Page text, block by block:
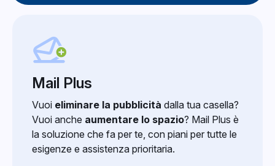
Mail Plus
Vuoi eliminare la pubblicità dalla tua casella?
Vuoi anche aumentare lo spazio? Mail Plus è
la soluzione che fa per te, con piani per tutte le
esigenze e assistenza prioritaria.